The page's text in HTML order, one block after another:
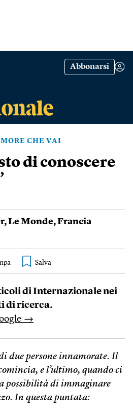
Abbonarsi
CHE VAI
di conoscere
,Le Monde,Francia
di Internazionale nei
di ricerca.
→
due persone innamorate. Il
e l’ultimo, quando ci
possibilità di immaginare
In questa puntata: